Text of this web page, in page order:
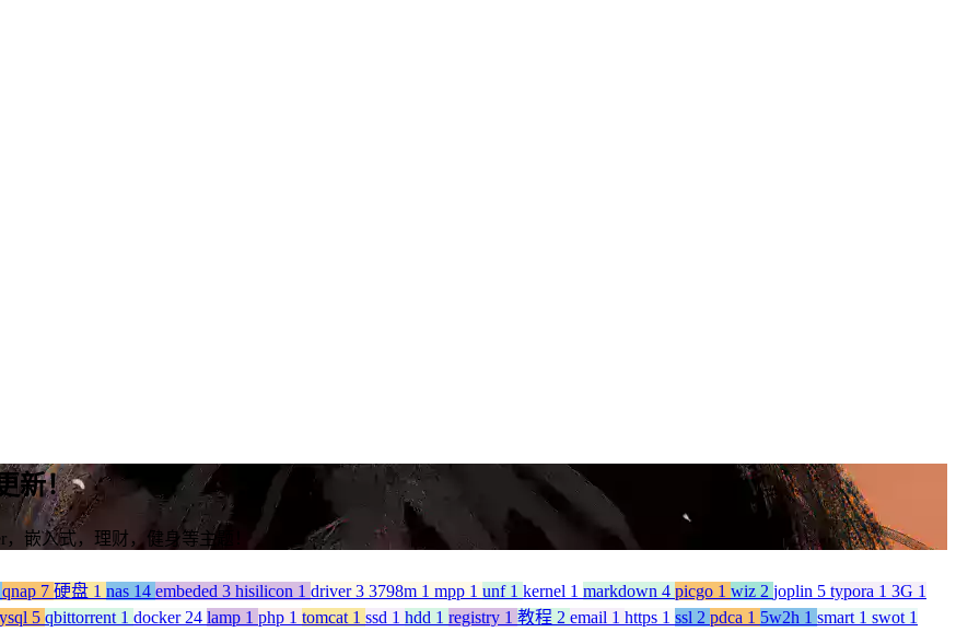
新！
，嵌入式，理财，健身等主题！
qnap 7 硬盘 1 nas 14 embeded 3 hisilicon 1 driver3 3798m 1 mpp 1 unf 1 kernel 1 markdown 4 picgo 1 wiz 2 joplin 5 typora 1 3G 1
5 qbittorrent 1 docker 24 lamp 1 php 1 tomcat 1 ssd 1 hdd 1 registry 1 教程 2 email 1 https 1 ssl 2 pdca 1 5w2h 1 smart 1 swot 1